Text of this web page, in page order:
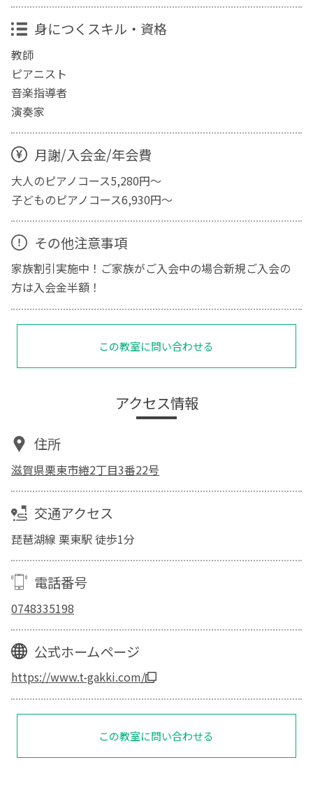
身につくスキル・資格
教師
ピアニスト
音楽指導者
演奏家
月謝/入会金/年会費
大人のピアノコース5,280円～
子どものピアノコース6,930円～
その他注意事項
家族割引実施中！ご家族がご入会中の場合新規ご入会の
方は入会金半額！
この教室に問い合わせる
アクセス情報
住所
滋賀県栗東市綣2丁目3番22号
交通アクセス
琵琶湖線 栗東駅 徒歩1分
電話番号
0748335198
公式ホームページ
https://www.t-gakki.com/
この教室に問い合わせる